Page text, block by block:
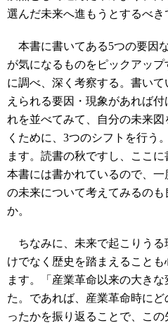
選んだ未来へ進もうとするべき
本書に書いてある5つの要因
が気になるものをピックアッ
に調べ、深く考察する。書い
えられる要因・現象があれば
れを並べてみて、自分の未来
くために、3つのシフトを行う
ます。読書の秋ですし、ここに
本書には書かれているので、
の未来について考えてみるのも
か。
ちなみに、未来で起こりうる
けでなく歴史を踏まえること
ます。「産業革命以来の大き
た。であれば、産業革命時に
ったかを振り返ることで、こ